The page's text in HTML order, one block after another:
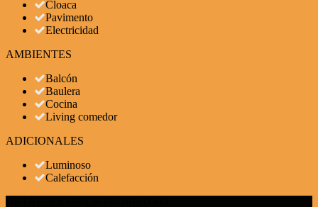
Cloaca
Pavimento
Electricidad
AMBIENTES
Balcón
Baulera
Cocina
Living comedor
ADICIONALES
Luminoso
Calefacción